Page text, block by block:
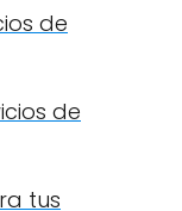
de
de
tus